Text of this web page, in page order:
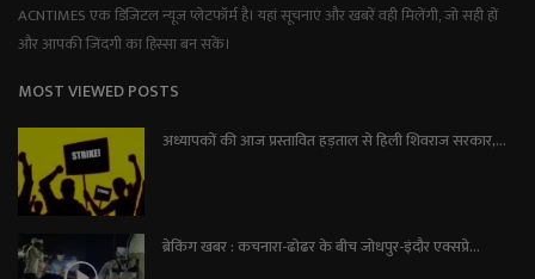
ACNTIMES एक डिजिटल न्यूज प्लेटफॉर्म है। यहां सूचनाएं और खबरें वही मिलेंगी, जो सही हों
और आपकी जिंदगी का हिस्सा बन सकें।
MOST VIEWED POSTS
अध्यापकों की आज प्रस्तावित हड़ताल से हिली शिवराज सरकार,...
ब्रेकिंग खबर : कचनारा-ढोढर के बीच जोधपुर-इंदौर एक्सप्रे...